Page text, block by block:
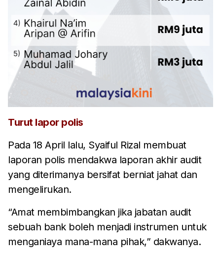
Turut lapor polis
Pada 18 April lalu, Syaiful Rizal membuat
laporan polis mendakwa laporan akhir audit
yang diterimanya bersifat berniat jahat dan
mengelirukan.
“Amat membimbangkan jika jabatan audit
sebuah bank boleh menjadi instrumen untuk
menganiaya mana-mana pihak,” dakwanya.